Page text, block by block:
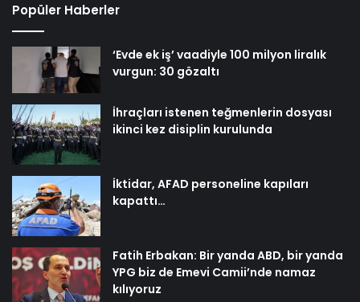
Popüler Haberler
‘Evde ek iş’ vaadiyle 100 milyon liralık
vurgun: 30 gözaltı
İhraçları istenen teğmenlerin dosyası
ikinci kez disiplin kurulunda
İktidar, AFAD personeline kapıları
kapattı…
Fatih Erbakan: Bir yanda ABD, bir yanda
YPG biz de Emevi Camii’nde namaz
kılıyoruz